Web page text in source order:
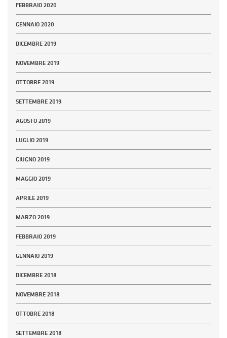
FEBBRAIO 2020
GENNAIO 2020
DICEMBRE 2019
NOVEMBRE 2019
OTTOBRE 2019
SETTEMBRE 2019
AGOSTO 2019
LUGLIO 2019
GIUGNO 2019
MAGGIO 2019
APRILE 2019
MARZO 2019
FEBBRAIO 2019
GENNAIO 2019
DICEMBRE 2018
NOVEMBRE 2018
OTTOBRE 2018
SETTEMBRE 2018